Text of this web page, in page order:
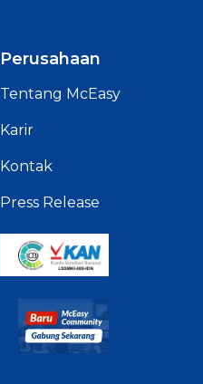
Perusahaan
Tentang McEasy
Karir
Kontak
Press Release